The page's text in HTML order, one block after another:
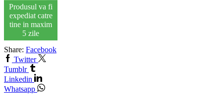
Produsul va fi
expediat catre
tine in maxim
5 zile
Share: Facebook
Twitter
Tumblr
Linkedin
Whatsapp